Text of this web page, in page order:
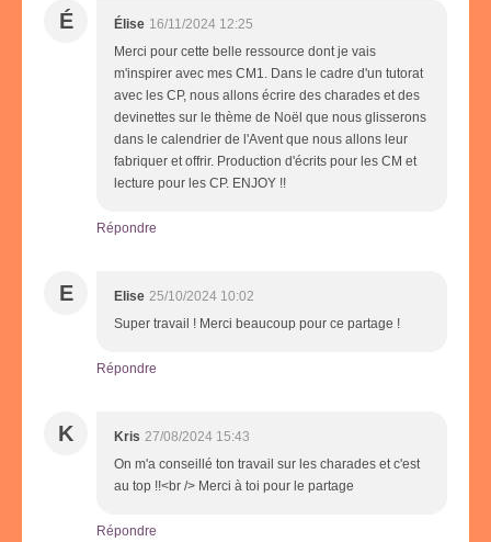
É Élise 16/11/2024 12:25
Merci pour cette belle ressource dont je vais
m'inspirer avec mes CM1. Dans le cadre d'un tutorat
avec les CP, nous allons écrire des charades et des
devinettes sur le thème de Noël que nous glisserons
dans le calendrier de l'Avent que nous allons leur
fabriquer et offrir. Production d'écrits pour les CM et
lecture pour les CP. ENJOY !!
Répondre
E Elise 25/10/2024 10:02
Super travail ! Merci beaucoup pour ce partage !
Répondre
K Kris 27/08/2024 15:43
On m'a conseillé ton travail sur les charades et c'est
au top !!<br /> Merci à toi pour le partage
Répondre